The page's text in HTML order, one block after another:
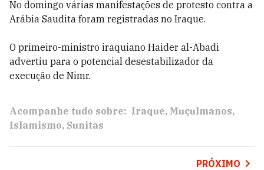
No domingo várias manifestações de protesto contra a
Arábia Saudita foram registradas no Iraque.
O primeiro-ministro iraquiano Haider al-Abadi
advertiu para o potencial desestabilizador da
execução de Nimr.
Acompanhe tudo sobre: Iraque Muçulmanos
Islamismo Sunitas
PRÓXIMO